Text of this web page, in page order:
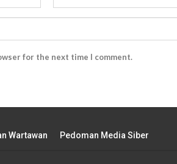
for the next time I comment.
Wartawan Pedoman Media Siber